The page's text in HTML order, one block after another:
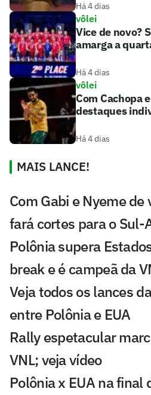
Há 4 dias
vôlei
Vice de novo?
amarga a
Há 4 dias
vôlei
Com Cachopa
destaques
Há 4 dias
MAIS LANCE!
Com Gabi e Nyeme de
fará cortes para o Sul-
Polônia supera
break e é campeã da
Veja todos os lances
entre Polônia e EUA
Rally espetacular
VNL; veja vídeo
Polônia x EUA na final